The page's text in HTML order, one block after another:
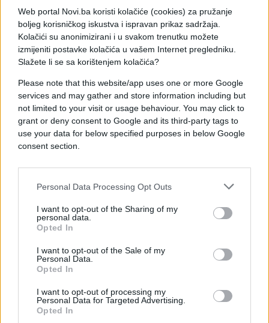
Web portal Novi.ba koristi kolačiće (cookies) za pružanje
boljeg korisničkog iskustva i ispravan prikaz sadržaja.
Kolačići su anonimizirani i u svakom trenutku možete
izmijeniti postavke kolačića u vašem Internet pregledniku.
Slažete li se sa korištenjem kolačića?
Please note that this website/app uses one or more Google
services and may gather and store information including but
not limited to your visit or usage behaviour. You may click to
grant or deny consent to Google and its third-party tags to
use your data for below specified purposes in below Google
consent section.
Personal Data Processing Opt Outs
I want to opt-out of the Sharing of my
personal data.
Opted In
I want to opt-out of the Sale of my
Personal Data.
Opted In
I want to opt-out of processing my
Personal Data for Targeted Advertising.
Opted In
i okolini možete posjetiti SRC Džungla sa
bazenskim kompleksom, Tvrđavu Gradina iz 14.
vijeka, izletište Preslic sa biciklističkim stazama,
paragliding ParaGhost, Goransko jezero i brojne
druge atrakcije.
Sve ponude sa portala
online preko naše web stranice
www.citydeal.ba
uplatnicom, gotovinom ili kartičnim plaćanjem na
našim prodajnim mjestima u SCC-u (-1 sprat) i na